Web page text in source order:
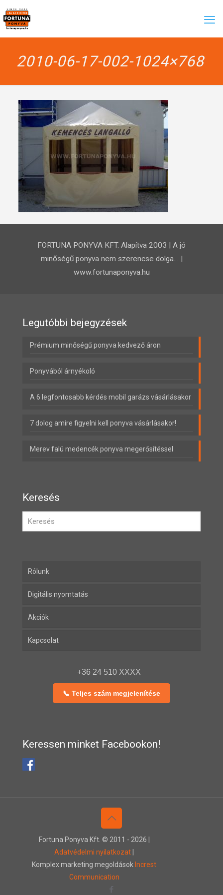
2010-06-17-002-1024×768
FORTUNA PONYVA KFT. Alapítva 2003 | A jó
minőségű ponyva nem szerencse dolga… |
www.fortunaponyva.hu
Legutóbbi bejegyzések
Prémium minőségű ponyva kedvező áron
Ponyvából árnyékoló
A 6 legfontosabb kérdés mobil garázs vásárlásakor
7 dolog amire figyelni kell ponyva vásárlásakor!
Merev falú medencék ponyva megerősítéssel
Keresés
Rólunk
Digitális nyomtatás
Akciók
Kapcsolat
+36 24 510 XXXX
📞 Teljes szám megjelenítése
Keressen minket Facebookon!
Fortuna Ponyva Kft. © 2011 - 2026 |
Adatvédelmi nyilatkozat
Komplex marketing megoldások Increst
Communication